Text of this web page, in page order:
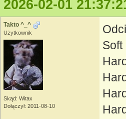
2026-02-01
Takto ^_^
Użytkownik
Skąd: Witax
Dołączył: 2011-08-10
Soft